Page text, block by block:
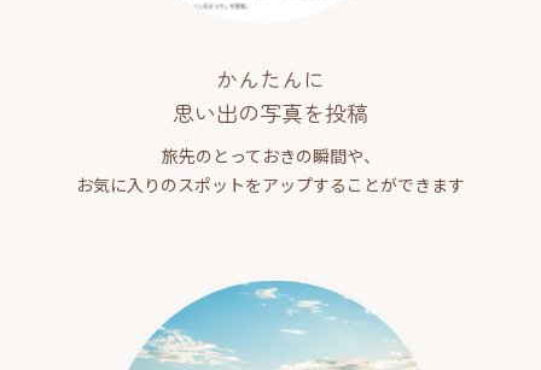
かんたんに
思い出の写真を投稿
旅先のとっておきの瞬間や、
お気に入りのスポットをアップすることができます